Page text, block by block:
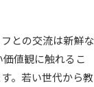
との交流は新鮮な
値観に触れるこ
。若い世代から教